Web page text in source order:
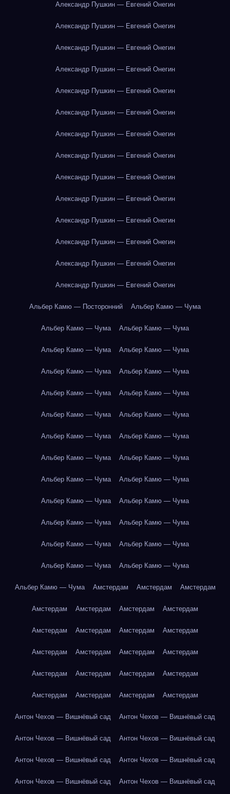
Александр Пушкин — Евгений Онегин
Александр Пушкин — Евгений Онегин
Александр Пушкин — Евгений Онегин
Александр Пушкин — Евгений Онегин
Александр Пушкин — Евгений Онегин
Александр Пушкин — Евгений Онегин
Александр Пушкин — Евгений Онегин
Александр Пушкин — Евгений Онегин
Александр Пушкин — Евгений Онегин
Александр Пушкин — Евгений Онегин
Александр Пушкин — Евгений Онегин
Александр Пушкин — Евгений Онегин
Александр Пушкин — Евгений Онегин
Александр Пушкин — Евгений Онегин
Альбер Камю — Посторонний Альбер Камю — Чума
Альбер Камю — Чума Альбер Камю — Чума
Альбер Камю — Чума Альбер Камю — Чума
Альбер Камю — Чума Альбер Камю — Чума
Альбер Камю — Чума Альбер Камю — Чума
Альбер Камю — Чума Альбер Камю — Чума
Альбер Камю — Чума Альбер Камю — Чума
Альбер Камю — Чума Альбер Камю — Чума
Альбер Камю — Чума Альбер Камю — Чума
Альбер Камю — Чума Альбер Камю — Чума
Альбер Камю — Чума Альбер Камю — Чума
Альбер Камю — Чума Альбер Камю — Чума
Альбер Камю — Чума Альбер Камю — Чума
Альбер Камю — Чума Амстердам Амстердам Амстердам
Амстердам Амстердам Амстердам Амстердам
Амстердам Амстердам Амстердам Амстердам
Амстердам Амстердам Амстердам Амстердам
Амстердам Амстердам Амстердам Амстердам
Амстердам Амстердам Амстердам Амстердам
Антон Чехов — Вишнёвый сад Антон Чехов — Вишнёвый сад
Антон Чехов — Вишнёвый сад Антон Чехов — Вишнёвый сад
Антон Чехов — Вишнёвый сад Антон Чехов — Вишнёвый сад
Антон Чехов — Вишнёвый сад Антон Чехов — Вишнёвый сад